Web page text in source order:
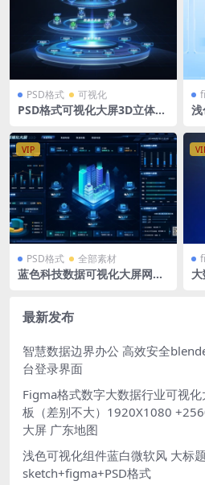
PSD格式 可视化
PSD格式可视化大屏3D立体分
导航入口 1920X1080
VIP
PSD格式 全部素材
蓝色科技数据可视化大屏网页
最新发布
智慧数据边界办公 高效安全
台登录界面
Figma格式数字大数据行业可视
板（差别不大）1920X1080
大屏 广东地图
浅色可视化组件蓝白微软风 大标
sketch+figma+PSD格式